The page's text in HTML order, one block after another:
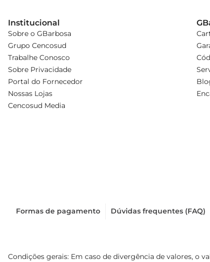
Institucional
Sobre o GBarbosa
Grupo Cencosud
Trabalhe Conosco
Sobre Privacidade
Portal do Fornecedor
Nossas Lojas
Cencosud Media
Formas de pagamento Dúvidas frequentes (FAQ)
Condições gerais: Em caso de divergência de valores, o